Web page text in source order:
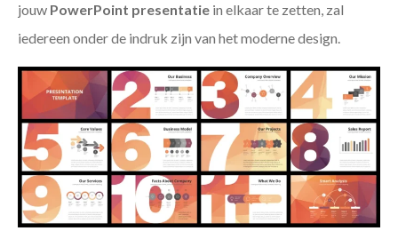
jouw PowerPoint presentatie in elkaar te zetten, zal
iedereen onder de indruk zijn van het moderne design.